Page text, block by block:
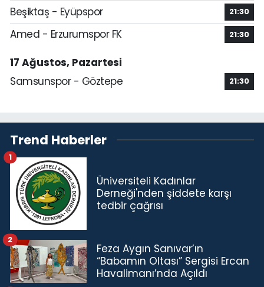
Beşiktaş - Eyüpspor 21:30
Amed - Erzurumspor FK 21:30
17 Ağustos, Pazartesi
Samsunspor - Göztepe
21:30
Trend Haberler
Üniversiteli Kadınlar
Derneği'nden şiddete karşı
tedbir çağrısı
1
Feza Aygın Sanıvar’ın
“Babamın Oltası” Sergisi Ercan
Havalimanı’nda Açıldı
2